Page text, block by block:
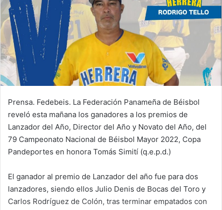
e
m
a
i
Prensa. Fedebeis. La Federación Panameña de Béisbol
reveló esta mañana los ganadores a los premios de
Lanzador del Año, Director del Año y Novato del Año, del
79 Campeonato Nacional de Béisbol Mayor 2022, Copa
Pandeportes en honora Tomás Simití (q.e.p.d.)
El ganador al premio de Lanzador del año fue para dos
lanzadores, siendo ellos Julio Denis de Bocas del Toro y
Carlos Rodríguez de Colón, tras terminar empatados con